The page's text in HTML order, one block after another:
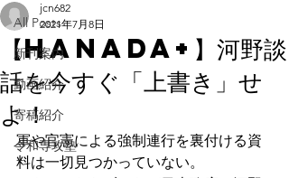
All Posts
新刊案内
動画紹介
寄稿紹介
令和専攻塾
【hanada+】河野談
話を今すぐ「上書き」せ
よ！
jcn682
2021年7月8日
軍や官憲による強制連行を裏付ける資
料は一切見つかっていない。